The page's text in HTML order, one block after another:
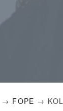
→ FOPE →